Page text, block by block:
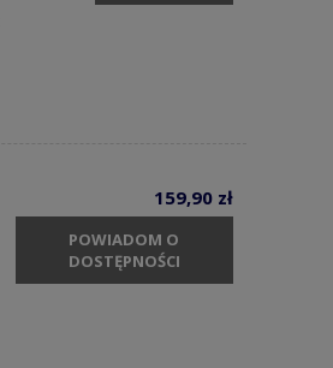
159,90 zł
POWIADOM O
DOSTĘPNOŚCI